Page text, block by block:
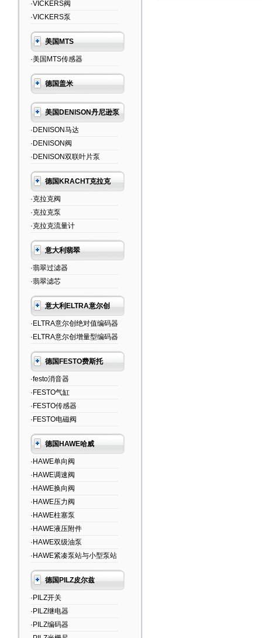
·VICKERS阀
·VICKERS泵
美国MTS
·美国MTS传感器
德国盖米
美国DENISON丹尼逊泵
·DENISON马达
·DENISON阀
·DENISON双联叶片泵
德国KRACHT克拉克
·克拉克阀
·克拉克泵
·克拉克流量计
意大利翡翠
·翡翠过滤器
·翡翠滤芯
意大利ELTRA意尔创
·ELTRA意尔创绝对值编码器
·ELTRA意尔创增量型编码器
德国FESTO费斯托
·festo消音器
·FESTO气缸
·FESTO传感器
·FESTO电磁阀
德国HAWE哈威
·HAWE单向阀
·HAWE调速阀
·HAWE换向阀
·HAWE压力阀
·HAWE柱塞泵
·HAWE液压附件
·HAWE双级油泵
·HAWE紧凑泵站与小型泵站
德国PILZ皮尔兹
·PILZ开关
·PILZ继电器
·PILZ编码器